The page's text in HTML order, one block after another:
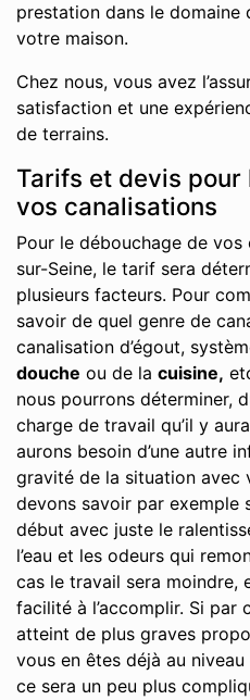
prestation dans le domaine
votre maison.
Chez nous, vous avez
satisfaction et une
de terrains.
Tarifs et devis pour
vos canalisations
Pour le débouchage de
sur-Seine, le tarif sera
plusieurs facteurs. Pour
savoir de quel genre de
canalisation d’égout,
douche ou de la cuisine,
nous pourrons déterminer,
charge de travail qu’il y
aurons besoin d’une autre
gravité de la situation avec
devons savoir par exemple
début avec juste le
l’eau et les odeurs qui
cas le travail sera moindre,
facilité à l’accomplir. Si par
atteint de plus graves
vous en êtes déjà au
ce sera un peu plus